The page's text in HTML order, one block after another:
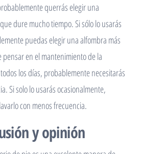
querrás elegir una
dure mucho tiempo. Si sólo lo usarás
puedas elegir una alfombra más
en el mantenimiento de la
los días, probablemente necesitarás
Si solo lo usarás ocasionalmente,
con menos frecuencia.
y opinión